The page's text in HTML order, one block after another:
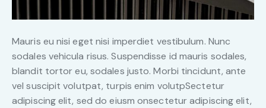
Mauris eu nisi eget nisi imperdiet vestibulum. Nunc
sodales vehicula risus. Suspendisse id mauris sodales,
blandit tortor eu, sodales justo. Morbi tincidunt, ante
vel suscipit volutpat, turpis enim volutpSectetur
adipiscing elit, sed do eiusm onsectetur adipiscing elit,